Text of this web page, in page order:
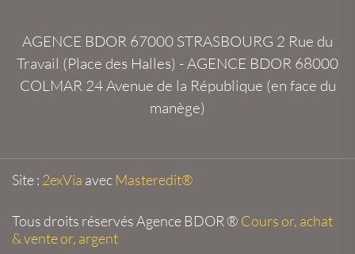
AGENCE BDOR 67000 STRASBOURG 2 Rue du
Travail (Place des Halles) -AGENCE BDOR 68000
COLMAR24 Avenue de la République (en face du
manège)
Site : 2exVia avec Masteredit®
Tous droits réservésAgence BDOR® Cours or, achat
& vente or, argent